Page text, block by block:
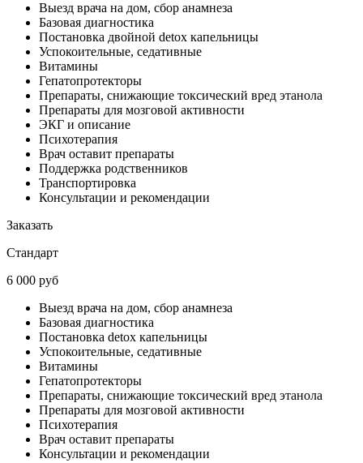
Выезд врача на дом, сбор анамнеза
Базовая диагностика
Постановка двойной detox капельницы
Успокоительные, седативные
Витамины
Гепатопротекторы
Препараты, снижающие токсический вред этанола
Препараты для мозговой активности
ЭКГ и описание
Психотерапия
Врач оставит препараты
Поддержка родственников
Транспортировка
Консультации и рекомендации
Заказать
Стандарт
6 000 руб
Выезд врача на дом, сбор анамнеза
Базовая диагностика
Постановка detox капельницы
Успокоительные, седативные
Витамины
Гепатопротекторы
Препараты, снижающие токсический вред этанола
Препараты для мозговой активности
Психотерапия
Врач оставит препараты
Консультации и рекомендации